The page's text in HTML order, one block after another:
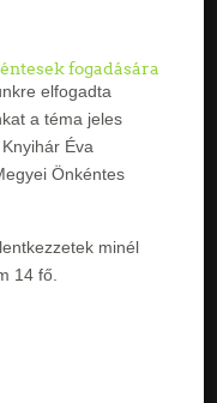
fogadására
elfogadta
a téma jeles
Éva
Önkéntes
minél
14 fő.